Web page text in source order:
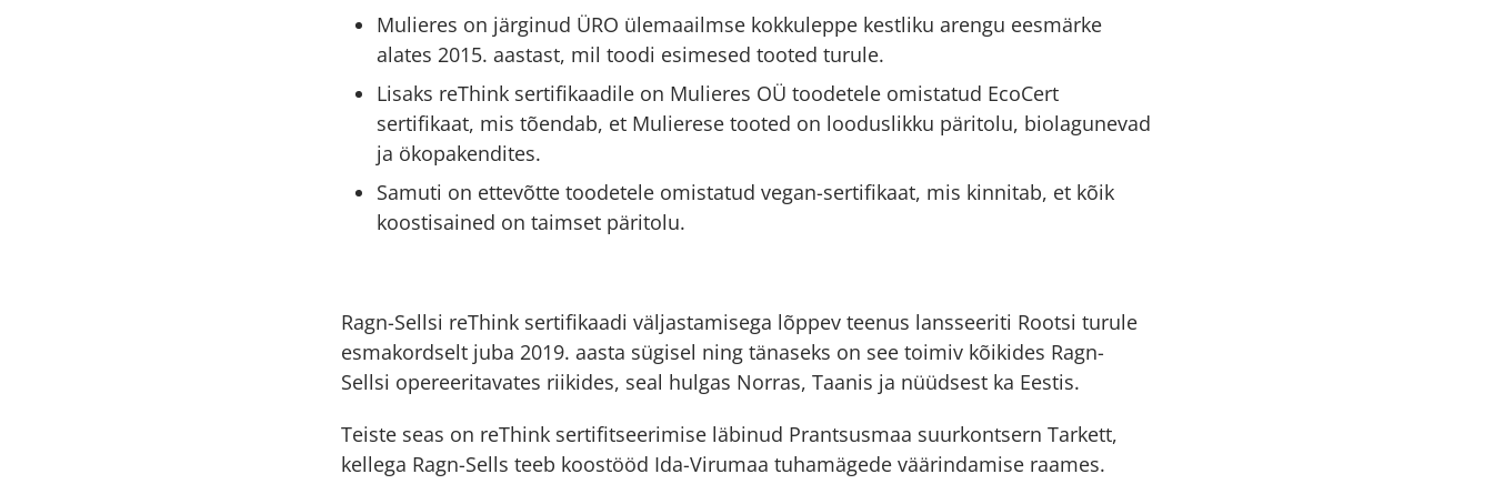
Mulieres on järginud ÜRO ülemaailmse kokkuleppe kestliku arengu eesmärke
alates 2015. aastast, mil toodi esimesed tooted turule.
Lisaks reThink sertifikaadile on Mulieres OÜ toodetele omistatud EcoCert
sertifikaat, mis tõendab, et Mulierese tooted on looduslikku päritolu, biolagunevad
ja ökopakendites.
Samuti on ettevõtte toodetele omistatud vegan-sertifikaat, mis kinnitab, et kõik
koostisained on taimset päritolu.
Ragn-Sellsi reThink sertifikaadi väljastamisega lõppev teenus lansseeriti Rootsi turule
esmakordselt juba 2019. aasta sügisel ning tänaseks on see toimiv kõikides Ragn-
Sellsi opereeritavates riikides, seal hulgas Norras, Taanis ja nüüdsest ka Eestis.
Teiste seas on reThink sertifitseerimise läbinud Prantsusmaa suurkontsern Tarkett,
kellega Ragn-Sells teeb koostööd Ida-Virumaa tuhamägede väärindamise raames.